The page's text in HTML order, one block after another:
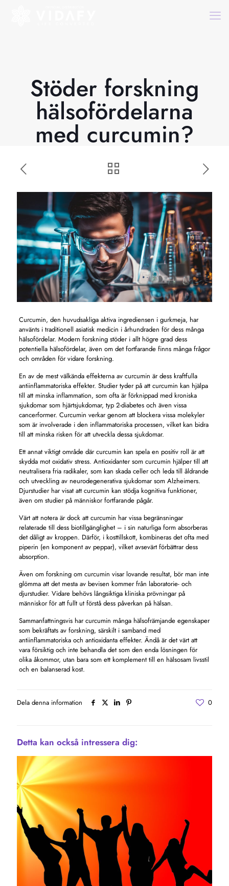
Stöder forskning
hälsofördelarna
med curcumin?
Curcumin, den huvudsakliga aktiva ingrediensen i gurkmeja, har
använts i traditionell asiatisk medicin i århundraden för dess många
hälsofördelar. Modern forskning stöder i allt högre grad dess
potentiella hälsofördelar, även om det fortfarande finns många frågor
och områden för vidare forskning.
En av de mest välkända effekterna av curcumin är dess kraftfulla
antiinflammatoriska effekter. Studier tyder på att curcumin kan hjälpa
till att minska inflammation, som ofta är förknippad med kroniska
sjukdomar som hjärtsjukdomar, typ 2-diabetes och även vissa
cancerformer. Curcumin verkar genom att blockera vissa molekyler
som är involverade i den inflammatoriska processen, vilket kan bidra
till att minska risken för att utveckla dessa sjukdomar.
Ett annat viktigt område där curcumin kan spela en positiv roll är att
skydda mot oxidativ stress. Antioxidanter som curcumin hjälper till att
neutralisera fria radikaler, som kan skada celler och leda till åldrande
och utveckling av neurodegenerativa sjukdomar som Alzheimers.
Djurstudier har visat att curcumin kan stödja kognitiva funktioner,
även om studier på människor fortfarande pågår.
Värt att notera är dock att curcumin har vissa begränsningar
relaterade till dess biotillgänglighet – i sin naturliga form absorberas
det dåligt av kroppen. Därför, i kosttillskott, kombineras det ofta med
piperin (en komponent av peppar), vilket avsevärt förbättrar dess
absorption.
Även om forskning om curcumin visar lovande resultat, bör man inte
glömma att det mesta av bevisen kommer från laboratorie- och
djurstudier. Vidare behövs långsiktiga kliniska prövningar på
människor för att fullt ut förstå dess påverkan på hälsan.
Sammanfattningsvis har curcumin många hälsofrämjande egenskaper
som bekräftats av forskning, särskilt i samband med
antiinflammatoriska och antioxidanta effekter. Ändå är det värt att
vara försiktig och inte behandla det som den enda lösningen för
olika åkommor, utan bara som ett komplement till en hälsosam livsstil
och en balanserad kost.
Dela denna information 0
Detta kan också intressera dig: